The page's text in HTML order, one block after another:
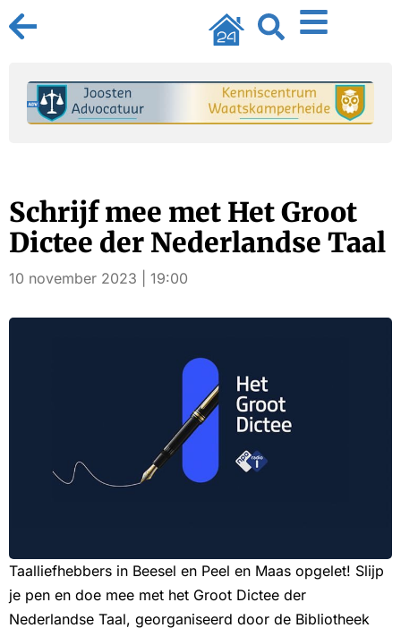
Schrijf mee met Het Groot
Dictee der Nederlandse Taal
10 november 2023 | 19:00
Taalliefhebbers in Beesel en Peel en Maas opgelet! Slijp
je pen en doe mee met het Groot Dictee der
Nederlandse Taal, georganiseerd door de Bibliotheek